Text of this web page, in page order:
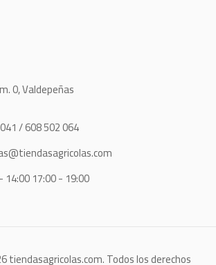
0, Valdepeñas
/ 608 502 064
14:00 17:00 - 19:00
tiendasagricolas.com. Todos los derechos